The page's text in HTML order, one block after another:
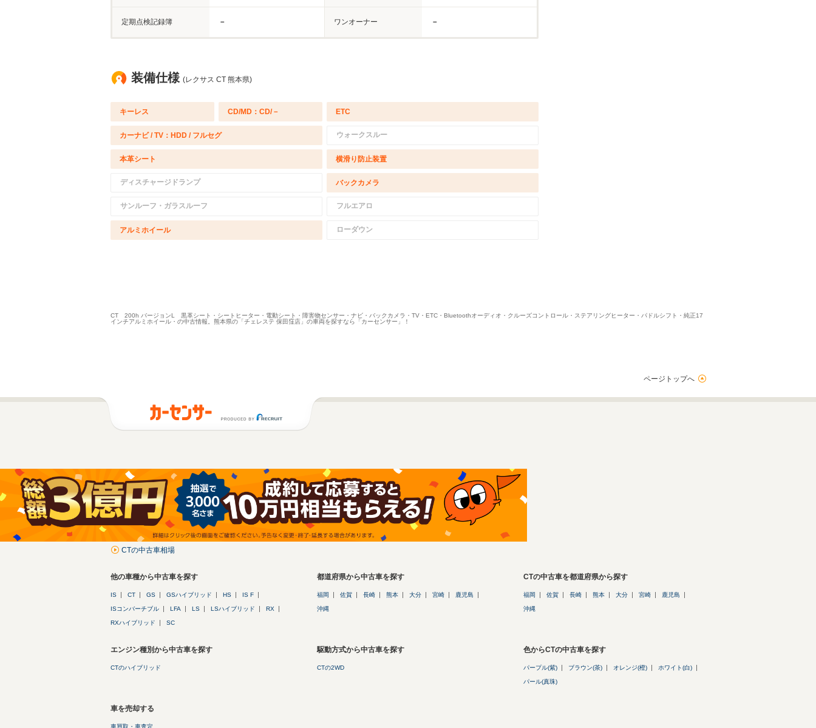
定期点検記録簿 － ワンオーナー －
装備仕様 (レクサス CT 熊本県)
キーレス CD/MD：CD/－ ETC
カーナビ / TV：HDD / フルセグ ウォークスルー
本革シート 横滑り防止装置
ディスチャージドランプ バックカメラ
サンルーフ・ガラスルーフ フルエアロ
アルミホイール ローダウン
CT 200h バージョンL 黒革シート・シートヒーター・電動シート・障害物センサー・ナビ・バックカメラ・TV・ETC・Bluetoothオーディオ・クルーズコントロール・ステアリングヒーター・パドルシフト・純正17
インチアルミホイール・の中古情報。熊本県の「チェレステ 保田窪店」の車両を探すなら「カーセンサー」！
ページトップへ
CTの中古車相場
他の車種から中古車を探す
IS CT GS GSハイブリッド HS IS F
ISコンバーチブル LFA LS LSハイブリッド RX
RXハイブリッド SC
都道府県から中古車を探す
福岡 佐賀 長崎 熊本 大分 宮崎 鹿児島
沖縄
CTの中古車を都道府県から探す
福岡 佐賀 長崎 熊本 大分 宮崎 鹿児島
沖縄
エンジン種別から中古車を探す
CTのハイブリッド
駆動方式から中古車を探す
CTの2WD
色からCTの中古車を探す
パープル(紫) ブラウン(茶) オレンジ(橙) ホワイト(白)
パール(真珠)
車を売却する
車買取・車査定